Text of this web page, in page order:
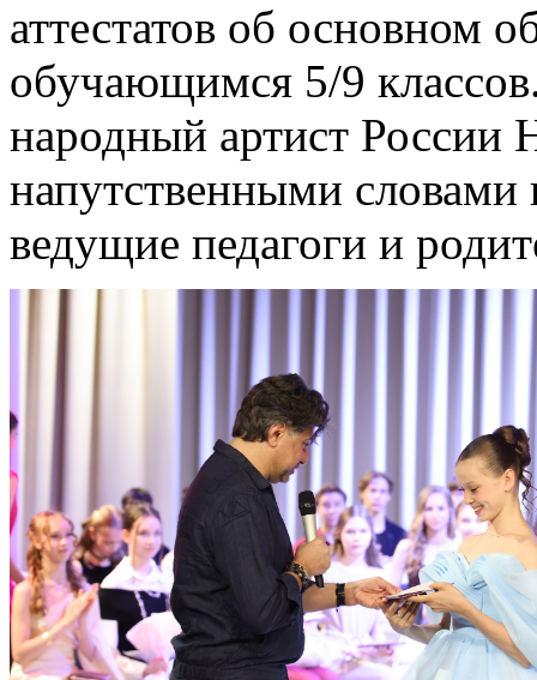
аттестатов об основном
обучающимся 5/9
народный артист России
напутственными
ведущие педагоги и